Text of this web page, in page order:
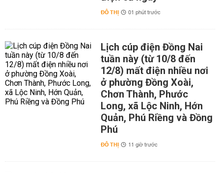
ĐÔ THỊ 01 phút trước
Lịch cúp điện Đồng Nai
tuần này (từ 10/8 đến
12/8) mất điện nhiều nơi
ở phường Đồng Xoài,
Chơn Thành, Phước
Long, xã Lộc Ninh, Hớn
Quản, Phú Riềng và Đồng
Phú
ĐÔ THỊ 11 giờ trước